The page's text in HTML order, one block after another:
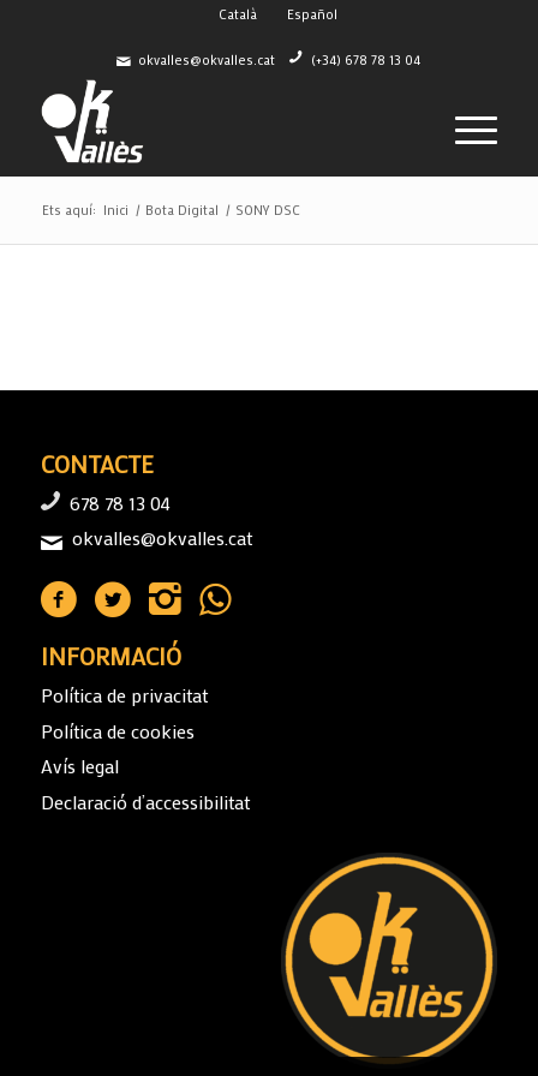
Català Español
okvalles@okvalles.cat (+34) 678 78 13 04
Ets aquí: Inici / Bota Digital / SONY DSC
CONTACTE
678 78 13 04
okvalles@okvalles.cat
INFORMACIÓ
Política de privacitat
Política de cookies
Avís legal
Declaració d’accessibilitat